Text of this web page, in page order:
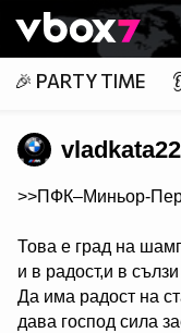
👾
🎉 PARTY TIME
>>ПФК–Миньор-
Това е град на
и в радост,и в
Да има радост на
дава господ сила